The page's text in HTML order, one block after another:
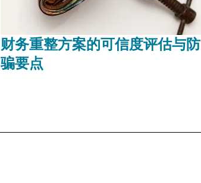
财务重整方案的可信度评估与防
骗要点